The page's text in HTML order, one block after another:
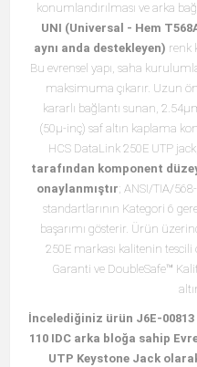
konumlandırılması ve arka
UNI (Universal - Hem
aynı anda destekleyen) renk
Bu evrensel yapı, saha
maksimuma çıkarır. Uzun
kararlı bağlantı sunan,
(50μ-inç) saf altın kaplama
HCS DataLink 250E UTP
tarafından komponent
onaylanmıştır; ANSI/TIA/
standartlarının Kategori 6
başarımı gösterir. Ürün
250E markası kalitenin
Garanti ve DoubleSafe™
İncelediğiniz ürün J6E-00813
110 IDC arka bloğa sahip
UTP Keystone Jack